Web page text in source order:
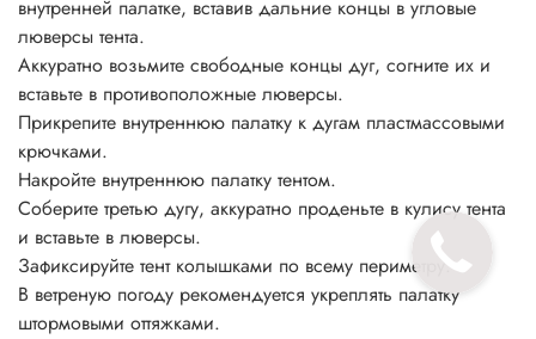
внутренней палатке, вставив дальние концы в угловые
люверсы тента.
Аккуратно возьмите свободные концы дуг, согните их и
вставьте в противоположные люверсы.
Прикрепите внутреннюю палатку к дугам пластмассовыми
крючками.
Накройте внутреннюю палатку тентом.
Соберите третью дугу, аккуратно проденьте в кулису тента
и вставьте в люверсы.
Зафиксируйте тент колышками по всему периметру.
В ветреную погоду рекомендуется укреплять палатку
штормовыми оттяжками.